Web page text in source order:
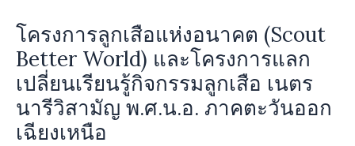
โครงการลูกเสือแห่งอนาคต (Scout
Better World) และโครงการแลก
เปลี่ยนเรียนรู้กิจกรรมลูกเสือ เนตร
นารีวิสามัญ พ.ศ.น.อ. ภาคตะวันออก
เฉียงเหนือ